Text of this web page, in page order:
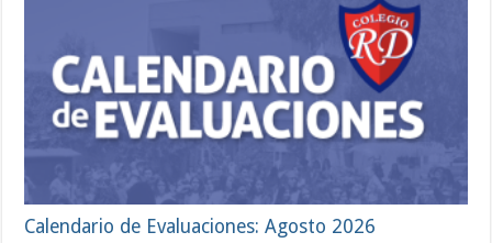
Calendario de Evaluaciones: Agosto 2026